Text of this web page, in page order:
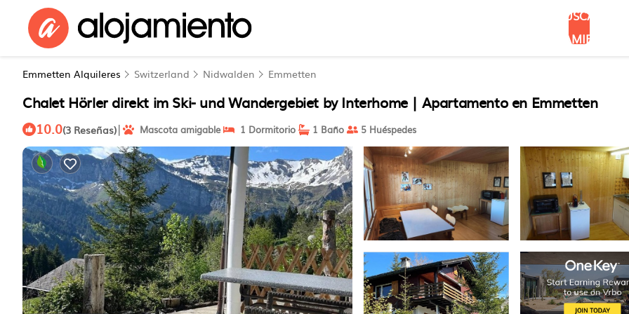
BUSCAR
ALOJAMIENTOS
Emmetten Alquileres Switzerland Nidwalden Emmetten
Chalet Hörler direkt im Ski- und Wandergebiet by Interhome | Apartamento en Emmetten
10.0(3 Reseñas)| Mascota amigable 1 Dormitorio 1 Baño 5 Huéspedes